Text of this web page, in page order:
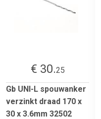
€ 30.25
Gb UNI-L spouwanker
verzinkt draad 170 x
30 x 3.6mm 32502